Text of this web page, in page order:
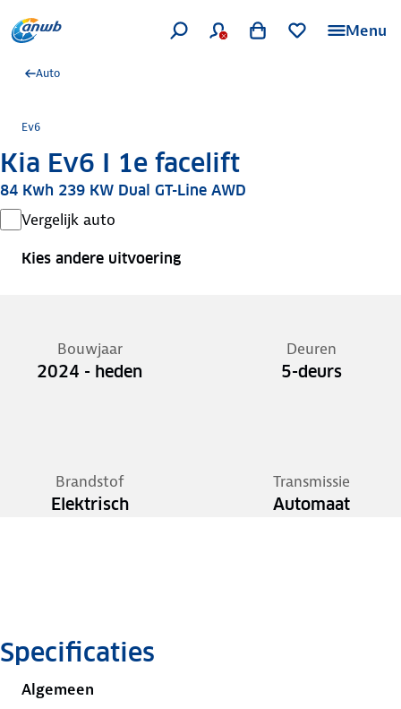
Menu
Auto
Ev6
Kia Ev6 I 1e facelift
84 Kwh 239 KW Dual GT-Line AWD
Vergelijk auto
Kies andere uitvoering
Bouwjaar
2024 - heden
Deuren
5-deurs
Brandstof
Elektrisch
Transmissie
Automaat
Specificaties
Algemeen